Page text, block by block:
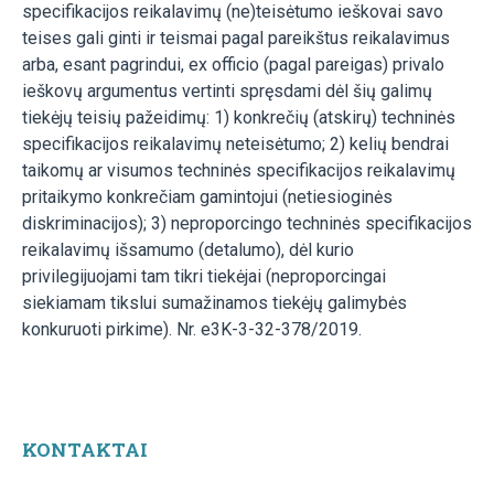
specifikacijos reikalavimų (ne)teisėtumo ieškovai savo
teises gali ginti ir teismai pagal pareikštus reikalavimus
arba, esant pagrindui, ex officio (pagal pareigas) privalo
ieškovų argumentus vertinti spręsdami dėl šių galimų
tiekėjų teisių pažeidimų: 1) konkrečių (atskirų) techninės
specifikacijos reikalavimų neteisėtumo; 2) kelių bendrai
taikomų ar visumos techninės specifikacijos reikalavimų
pritaikymo konkrečiam gamintojui (netiesioginės
diskriminacijos); 3) neproporcingo techninės specifikacijos
reikalavimų išsamumo (detalumo), dėl kurio
privilegijuojami tam tikri tiekėjai (neproporcingai
siekiamam tikslui sumažinamos tiekėjų galimybės
konkuruoti pirkime). Nr. e3K-3-32-378/2019.
KONTAKTAI